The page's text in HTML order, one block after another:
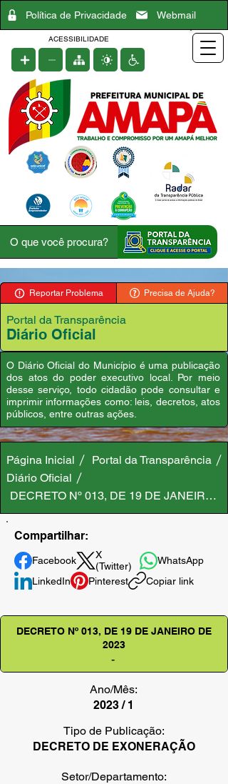
Política de Privacidade Webmail
ACESSIBILIDADE
Reportar Problema Precisa de Ajuda?
Portal da Transparência
Diário Oficial
O Diário Oficial do Município é uma publicação
dos atos do poder executivo local. Por meio
desse serviço, todo cidadão pode consultar e
imprimir informações como: leis, decretos, atos
públicos, entre outras ações.
Página Inicial
Portal da Transparência
Diário Oficial
DECRETO Nº 013, DE 19 DE JANEIRO
Compartilhar:
Facebook
X
(Twitter)
WhatsApp
LinkedIn
Pinterest Copiar link
DECRETO Nº 013, DE 19 DE JANEIRO DE
2023
-
Ano/Mês:
2023 / 1
Tipo de Publicação:
DECRETO DE EXONERAÇÃO
Setor/Departamento: